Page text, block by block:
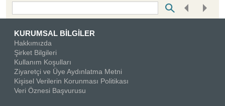
KURUMSAL BİLGİLER
Hakkımızda
Şirket Bilgileri
Kullanım Koşulları
Ziyaretçi ve Üye Aydınlatma Metni
Kişisel Verilerin Korunması Politikası
Veri Öznesi Başvurusu